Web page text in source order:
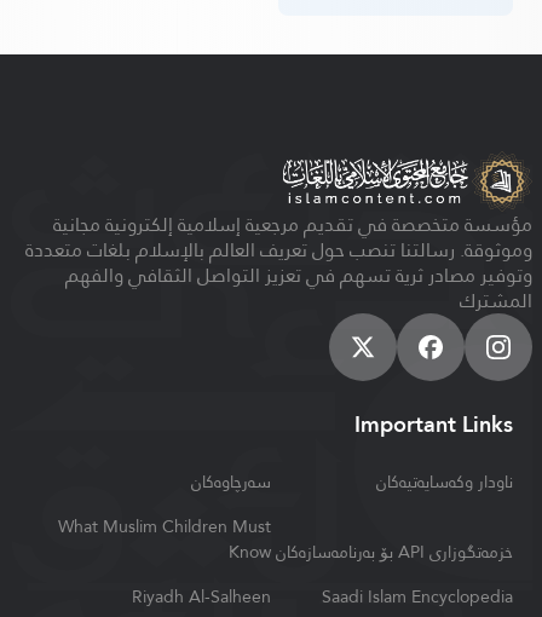
مؤسسة متخصصة في تقديم مرجعية إسلامية إلكترونية مجانية
وموثوقة. رسالتنا تنصب حول تعريف العالم بالإسلام بلغات متعددة
وتوفير مصادر ثرية تسهم في تعزيز التواصل الثقافي والفهم
المشترك
Important Links
ناودار وكه‌سایه‌تیه‌كان سەرچاوەکان
خزمه‌تگوزاری API بۆ به‌رنامه‌سازه‌كان
What Muslim Children Must
Know
Saadi Islam Encyclopedia
Riyadh Al-Salheen